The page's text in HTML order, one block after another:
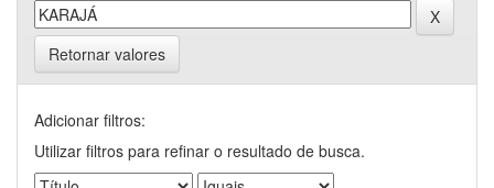
Retornar valores
Adicionar filtros:
Utilizar filtros para refinar o resultado de busca.